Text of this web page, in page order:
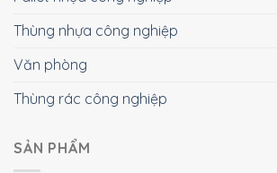
Thùng nhựa công nghiệp
Văn phòng
Thùng rác công nghiệp
SẢN PHẨM